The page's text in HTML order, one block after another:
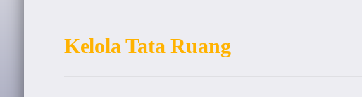
Kelola Tata Ruang